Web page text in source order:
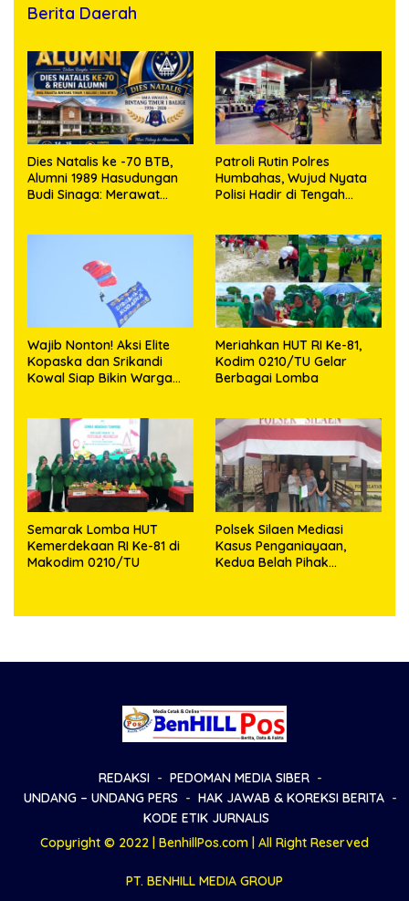
Berita Daerah
Dies Natalis ke -70 BTB,
Alumni 1989 Hasudungan
Budi Sinaga: Merawat
Patroli Rutin Polres
Humbahas, Wujud Nyata
Polisi Hadir di Tengah
Wajib Nonton! Aksi Elite
Kopaska dan Srikandi
Kowal Siap Bikin Warga
Meriahkan HUT RI Ke-81,
Kodim 0210/TU Gelar
Berbagai Lomba
Semarak Lomba HUT
Kemerdekaan RI Ke-81 di
Makodim 0210/TU
Polsek Silaen Mediasi
Kasus Penganiayaan,
Kedua Belah Pihak
REDAKSI
PEDOMAN MEDIA SIBER
UNDANG – UNDANG PERS
HAK JAWAB & KOREKSI BERITA
KODE ETIK JURNALIS
Copyright © 2022 | BenhillPos.com | All Right Reserved
PT. BENHILL MEDIA GROUP